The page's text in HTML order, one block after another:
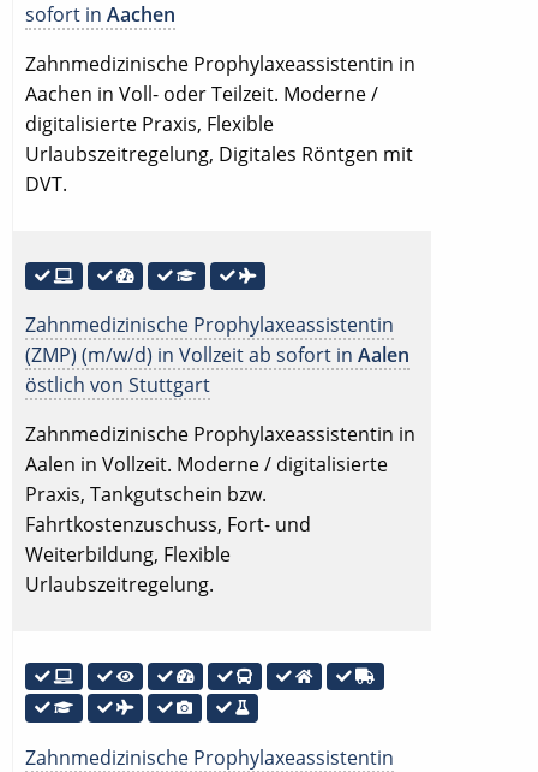
sofort in Aachen
Zahnmedizinische Prophylaxeassistentin in
Aachen in Voll- oder Teilzeit. Moderne /
digitalisierte Praxis, Flexible
Urlaubszeitregelung, Digitales Röntgen mit
DVT.
Zahnmedizinische Prophylaxeassistentin
(ZMP) (m/w/d) in Vollzeit ab sofort in Aalen
östlich von Stuttgart
Zahnmedizinische Prophylaxeassistentin in
Aalen in Vollzeit. Moderne / digitalisierte
Praxis, Tankgutschein bzw.
Fahrtkostenzuschuss, Fort- und
Weiterbildung, Flexible
Urlaubszeitregelung.
Zahnmedizinische Prophylaxeassistentin